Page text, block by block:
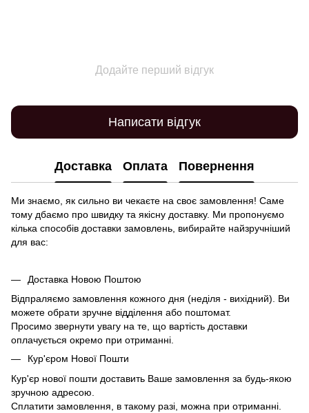
Додайте перший відгук
Написати відгук
Доставка Оплата Повернення
Ми знаємо, як сильно ви чекаєте на своє замовлення! Саме
тому дбаємо про швидку та якісну доставку. Ми пропонуємо
кілька способів доставки замовлень, вибирайте найзручніший
для вас:
Доставка Новою Поштою
Відпраляємо замовлення кожного дня (неділя - вихідний). Ви
можете обрати зручне відділення або поштомат.
Просимо звернути увагу на те, що вартість доставки
оплачується окремо при отриманні.
Кур'єром Нової Пошти
Кур'єр нової пошти доставить Ваше замовлення за будь-якою
зручною адресою.
Сплатити замовлення, в такому разі, можна при отриманні.